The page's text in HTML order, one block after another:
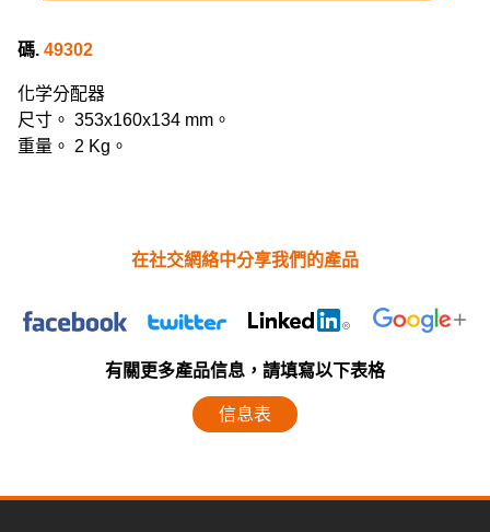
碼. 49302
化学分配器
尺寸。 353x160x134 mm。
重量。 2 Kg。
在社交網絡中分享我們的產品
有關更多產品信息，請填寫以下表格
信息表